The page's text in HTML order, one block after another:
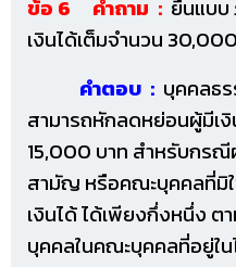
ข้อ 6 คำถาม : ยื่นแบบ
เงินได้เต็มจำนวน
คำตอบ : บุคคลธ
สามารถหักลดหย่อนผู้มีเ
15,000 บาท สำหรับกรณี
สามัญ หรือคณะบุคคลที่มิ
เงินได้ ได้เพียงกึ่งหนึ่ง
บุคคลในคณะบุคคลที่อยู่ใ